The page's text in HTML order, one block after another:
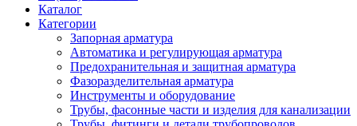
Каталог
Категории
Запорная арматура
Автоматика и регулирующая арматура
Предохранительная и защитная арматура
Фазоразделительная арматура
Инструменты и оборудование
Трубы, фасонные части и изделия для канализации